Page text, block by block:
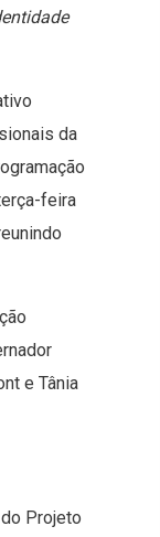
da
feira
e Tânia
Projeto